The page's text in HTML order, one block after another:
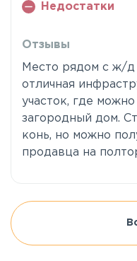
Недостатки
Отзывы
Место рядом с ж/д
отличная
участок, где
загородный дом.
конь, но можно
продавца на